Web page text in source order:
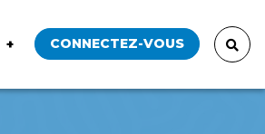
CONNECTEZ-VOUS